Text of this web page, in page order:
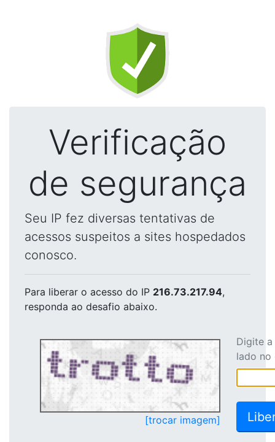
Verificação
de segurança
Seu IP fez diversas tentativas de
acessos suspeitos a sites hospedados
conosco.
Para liberar o acesso do IP 216.73.217.94,
responda ao desafio abaixo.
[trocar imagem]
Digite
lado no